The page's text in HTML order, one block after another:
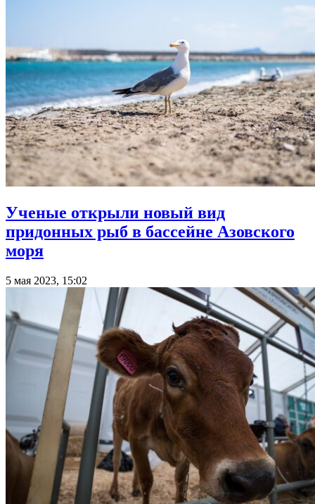
Ученые открыли новый вид
придонных рыб в бассейне Азовского
моря
5 мая 2023, 15:02